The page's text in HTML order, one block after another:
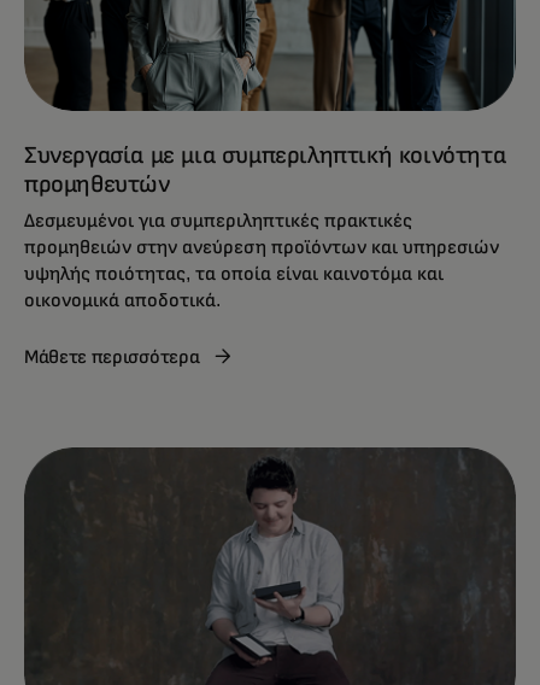
Συνεργασία με μια συμπεριληπτική κοινότητα
προμηθευτών
Δεσμευμένοι για συμπεριληπτικές πρακτικές
προμηθειών στην ανεύρεση προϊόντων και υπηρεσιών
υψηλής ποιότητας, τα οποία είναι καινοτόμα και
οικονομικά αποδοτικά.
Μάθετε περισσότερα